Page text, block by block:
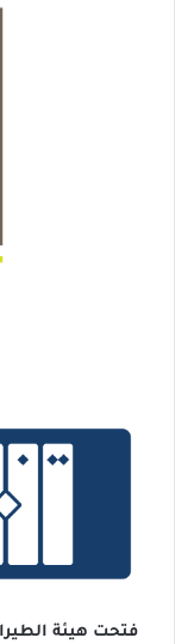
‏فتحت هيئة